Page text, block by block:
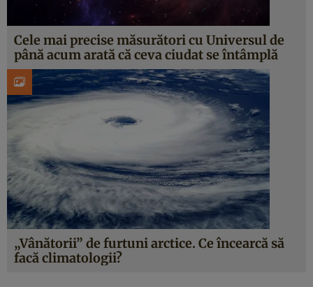
Cele mai precise măsurători cu Universul de
până acum arată că ceva ciudat se întâmplă
„Vânătorii” de furtuni arctice. Ce încearcă să
facă climatologii?